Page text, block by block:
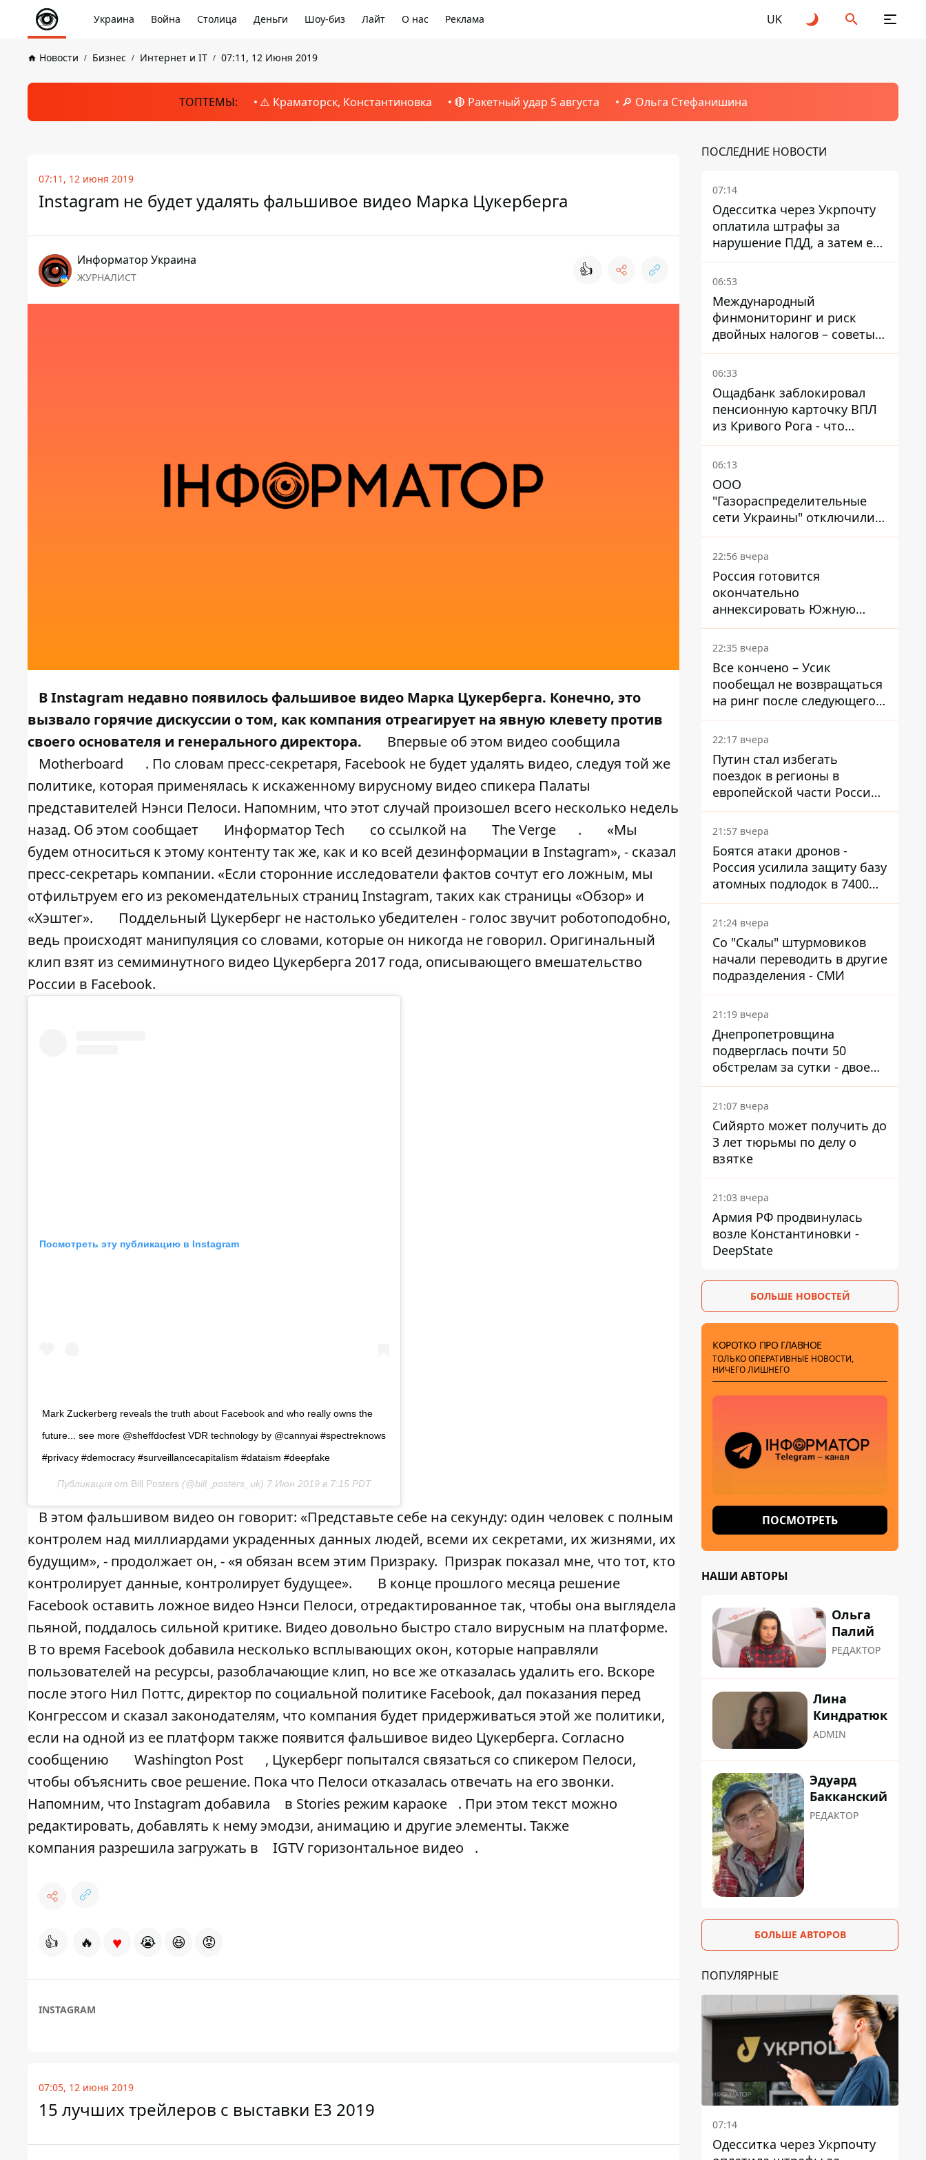
Украина Война Столица Деньги Шоу-биз Лайт О нас Реклама UK
Новости Бизнес Интернет и IT 07:11, 12 Июня 2019
ТОПТЕМЫ: ⚠️ Краматорск, Константиновка 🔴 Ракетный удар 5 августа 🔎 Ольга Стефанишина
07:11, 12 июня 2019
Instagram не будет удалять фальшивое видео Марка Цукерберга
Информатор Украина
ЖУРНАЛИСТ 👍
В Instagram недавно появилось фальшивое видео Марка Цукерберга. Конечно, это
вызвало горячие дискуссии о том, как компания отреагирует на явную клевету против
своего основателя и генерального директора.
Впервые об этом видео сообщила
Motherboard
. По словам пресс-секретаря, Facebook не будет удалять видео, следуя той же
политике, которая применялась к искаженному вирусному видео спикера Палаты
представителей Нэнси Пелоси. Напомним, что этот случай произошел всего несколько недель
назад. Об этом сообщает
Информатор Tech со ссылкой на The Verge .
«Мы
будем относиться к этому контенту так же, как и ко всей дезинформации в Instagram», - сказал
пресс-секретарь компании. «Если сторонние исследователи фактов сочтут его ложным, мы
отфильтруем его из рекомендательных страниц Instagram, таких как страницы «Обзор» и
«Хэштег».
Поддельный Цукерберг не настолько убедителен - голос звучит роботоподобно,
ведь происходят манипуляция со словами, которые он никогда не говорил. Оригинальный
клип взят из семиминутного видео Цукерберга 2017 года, описывающего вмешательство
России в Facebook.
Посмотреть эту публикацию в Instagram
Mark Zuckerberg reveals the truth about Facebook and who really owns the
future... see more @sheffdocfest VDR technology by @cannyai #spectreknows
#privacy #democracy #surveillancecapitalism #dataism #deepfake
Публикация от Bill Posters (@bill_posters_uk) 7 Июн 2019 в 7:15 PDT
В этом фальшивом видео он говорит: «Представьте себе на секунду: один человек с полным
контролем над миллиардами украденных данных людей, всеми их секретами, их жизнями, их
будущим», - продолжает он, - «я обязан всем этим Призраку. Призрак показал мне, что тот, кто
контролирует данные, контролирует будущее».
В конце прошлого месяца решение
Facebook оставить ложное видео Нэнси Пелоси, отредактированное так, чтобы она выглядела
пьяной, поддалось сильной критике. Видео довольно быстро стало вирусным на платформе.
В то время Facebook добавила несколько всплывающих окон, которые направляли
пользователей на ресурсы, разоблачающие клип, но все же отказалась удалить его. Вскоре
после этого Нил Поттс, директор по социальной политике Facebook, дал показания перед
Конгрессом и сказал законодателям, что компания будет придерживаться этой же политики,
если на одной из ее платформ также появится фальшивое видео Цукерберга. Согласно
сообщению
Washington Post
, Цукерберг попытался связаться со спикером Пелоси,
чтобы объяснить свое решение. Пока что Пелоси отказалась отвечать на его звонки.
Напомним, что Instagram добавила
в Stories режим караоке
. При этом текст можно
редактировать, добавлять к нему эмодзи, анимацию и другие элементы. Также
компания разрешила загружать в
IGTV горизонтальное видео .
👍 🔥 ♥ 😭 😆 😡
INSTAGRAM
07:05, 12 июня 2019
15 лучших трейлеров с выставки E3 2019
ПОСЛЕДНИЕ НОВОСТИ
07:14
Одесситка через Укрпочту
оплатила штрафы за
нарушение ПДД, а затем ее
счета заблокировали - в
чем причина и что решил
06:53
Международный
финмониторинг и риск
двойных налогов – советы
украинцам в Польше
06:33
Ощадбанк заблокировал
пенсионную карточку ВПЛ
из Кривого Рога - что
решил суд
06:13
ООО
"Газораспределительные
сети Украины" отключили
львовянке газ - что решил
суд
22:56 вчера
Россия готовится
окончательно
аннексировать Южную
Осетию – страны НАТО
обеспокоены
22:35 вчера
Все кончено – Усик
пообещал не возвращаться
на ринг после следующего
боя
22:17 вчера
Путин стал избегать
поездок в регионы в
европейской части России,
куда регулярно долетают
дроны
21:57 вчера
Боятся атаки дронов -
Россия усилила защиту базу
атомных подлодок в 7400
км от Украины
21:24 вчера
Со "Скалы" штурмовиков
начали переводить в другие
подразделения - СМИ
21:19 вчера
Днепропетровщина
подверглась почти 50
обстрелам за сутки - двое
погибших, шесть
пострадавших
21:07 вчера
Сийярто может получить до
3 лет тюрьмы по делу о
взятке
21:03 вчера
Армия РФ продвинулась
возле Константиновки -
DeepState
БОЛЬШЕ НОВОСТЕЙ
КОРОТКО ПРО ГЛАВНОЕ
ТОЛЬКО ОПЕРАТИВНЫЕ НОВОСТИ,
НИЧЕГО ЛИШНЕГО
ПОСМОТРЕТЬ
НАШИ АВТОРЫ
Ольга
Палий
РЕДАКТОР
Лина
Киндратюк
ADMIN
Эдуард
Бакканский
РЕДАКТОР
БОЛЬШЕ АВТОРОВ
ПОПУЛЯРНЫЕ
07:14
Одесситка через Укрпочту